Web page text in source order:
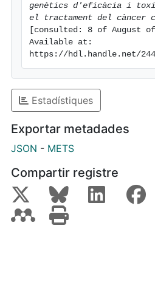
genètics d'eficàcia i
el tractament del càncer
[consulted: 8 of August
Available at:
https://hdl.handle.net/
Estadístiques
Exportar metadades
JSON - METS
Compartir registre